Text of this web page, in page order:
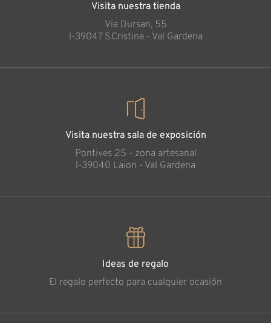
Visita nuestra tienda
Via Dursan, 55
l-39047 S.Cristina - Val Gardena
Visita nuestra sala de exposición
Pontives 25 - zona artesanal
l-39040 Laion - Val Gardena
Ideas de regalo
El regalo perfecto para cualquier ocasión